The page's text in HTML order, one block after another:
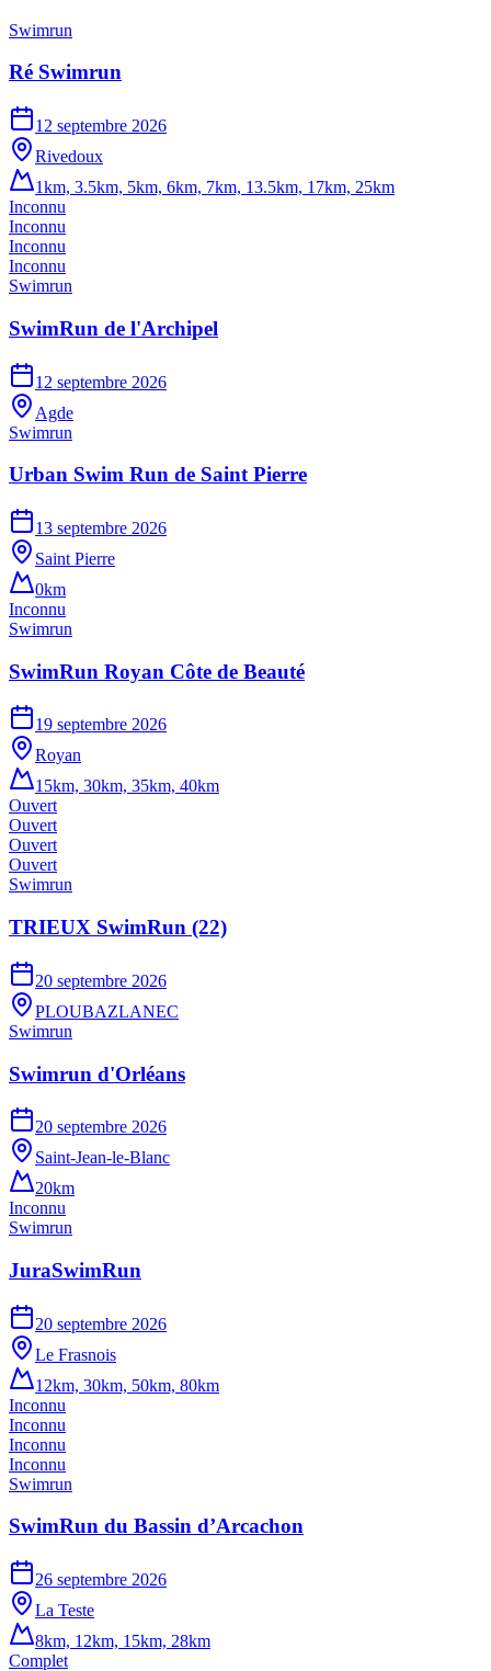
Swimrun
Ré Swimrun
12 septembre 2026
Rivedoux
1km, 3.5km, 5km, 6km, 7km, 13.5km, 17km, 25km
Inconnu
Inconnu
Inconnu
Inconnu
Swimrun
SwimRun de l'Archipel
12 septembre 2026
Agde
Swimrun
Urban Swim Run de Saint Pierre
13 septembre 2026
Saint Pierre
0km
Inconnu
Swimrun
SwimRun Royan Côte de Beauté
19 septembre 2026
Royan
15km, 30km, 35km, 40km
Ouvert
Ouvert
Ouvert
Ouvert
Swimrun
TRIEUX SwimRun (22)
20 septembre 2026
PLOUBAZLANEC
Swimrun
Swimrun d'Orléans
20 septembre 2026
Saint-Jean-le-Blanc
20km
Inconnu
Swimrun
JuraSwimRun
20 septembre 2026
Le Frasnois
12km, 30km, 50km, 80km
Inconnu
Inconnu
Inconnu
Inconnu
Swimrun
SwimRun du Bassin d’Arcachon
26 septembre 2026
La Teste
8km, 12km, 15km, 28km
Complet